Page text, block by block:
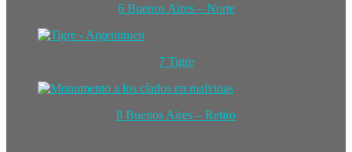
6 Buenos Aires – Norte
7 Tigre
8 Buenos Aires – Retiro